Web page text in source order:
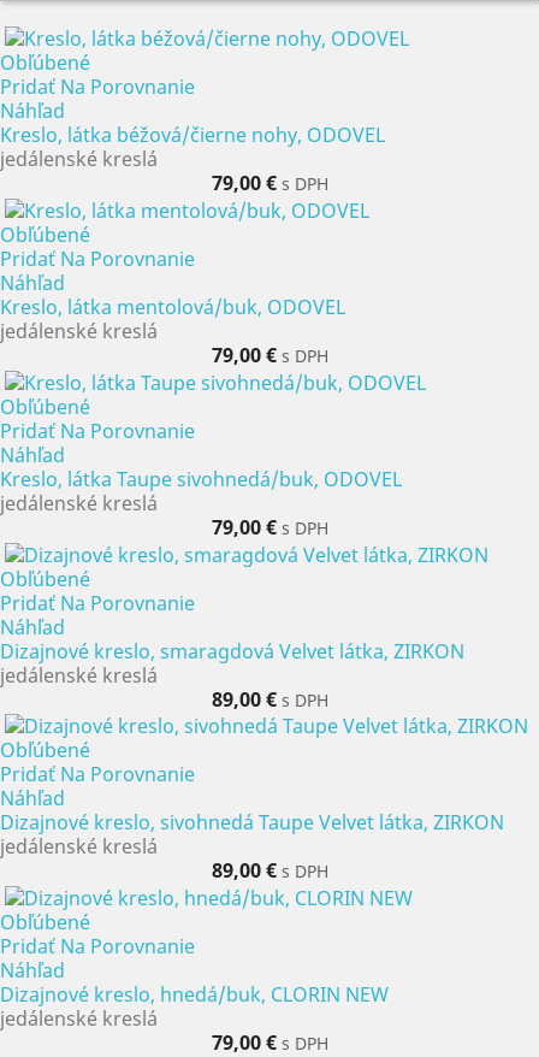
Obľúbené
Pridať Na Porovnanie
Náhľad
Kreslo, látka béžová/čierne nohy, ODOVEL
jedálenské kreslá
79,00 € s DPH
Obľúbené
Pridať Na Porovnanie
Náhľad
Kreslo, látka mentolová/buk, ODOVEL
jedálenské kreslá
79,00 € s DPH
Obľúbené
Pridať Na Porovnanie
Náhľad
Kreslo, látka Taupe sivohnedá/buk, ODOVEL
jedálenské kreslá
79,00 € s DPH
Obľúbené
Pridať Na Porovnanie
Náhľad
Dizajnové kreslo, smaragdová Velvet látka, ZIRKON
jedálenské kreslá
89,00 € s DPH
Obľúbené
Pridať Na Porovnanie
Náhľad
Dizajnové kreslo, sivohnedá Taupe Velvet látka, ZIRKON
jedálenské kreslá
89,00 € s DPH
Obľúbené
Pridať Na Porovnanie
Náhľad
Dizajnové kreslo, hnedá/buk, CLORIN NEW
jedálenské kreslá
79,00 € s DPH